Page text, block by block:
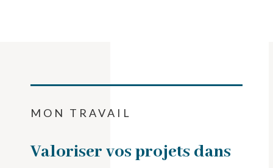
MON TRAVAIL
Valoriser vos projets dans